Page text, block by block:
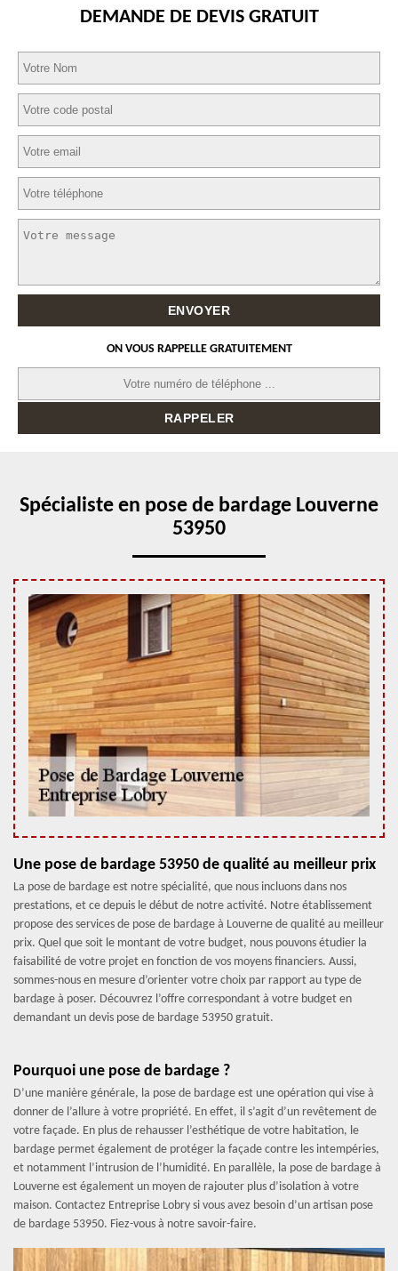
DEMANDE DE DEVIS GRATUIT
ON VOUS RAPPELLE GRATUITEMENT
Spécialiste en pose de bardage Louverne
53950
Une pose de bardage 53950 de qualité au meilleur prix
La pose de bardage est notre spécialité, que nous incluons dans nos
prestations, et ce depuis le début de notre activité. Notre établissement
propose des services de pose de bardage à Louverne de qualité au meilleur
prix. Quel que soit le montant de votre budget, nous pouvons étudier la
faisabilité de votre projet en fonction de vos moyens financiers. Aussi,
sommes-nous en mesure d’orienter votre choix par rapport au type de
bardage à poser. Découvrez l’offre correspondant à votre budget en
demandant un devis pose de bardage 53950 gratuit.
Pourquoi une pose de bardage ?
D’une manière générale, la pose de bardage est une opération qui vise à
donner de l’allure à votre propriété. En effet, il s’agit d’un revêtement de
votre façade. En plus de rehausser l’esthétique de votre habitation, le
bardage permet également de protéger la façade contre les intempéries,
et notamment l’intrusion de l’humidité. En parallèle, la pose de bardage à
Louverne est également un moyen de rajouter plus d’isolation à votre
maison. Contactez Entreprise Lobry si vous avez besoin d’un artisan pose
de bardage 53950. Fiez-vous à notre savoir-faire.